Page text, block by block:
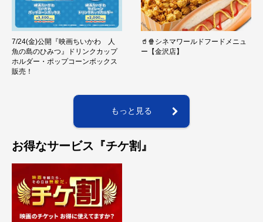
7/24(金)公開『映画ちいかわ 人
魚の島のひみつ』ドリンクカップ
ホルダー・ポップコーンボックス
販売！
🥤🍿シネマワールドフードメニュ
ー【金沢店】
もっと見る
お得なサービス『チケ割』